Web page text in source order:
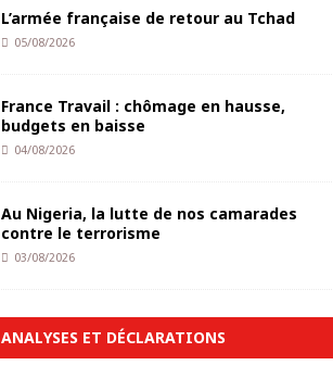
L’armée française de retour au Tchad
05/08/2026
France Travail : chômage en hausse,
budgets en baisse
04/08/2026
Au Nigeria, la lutte de nos camarades
contre le terrorisme
03/08/2026
ANALYSES ET DÉCLARATIONS